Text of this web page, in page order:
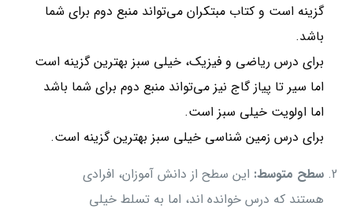
گزینه است و کتاب مبتکران می‌تواند منبع دوم برای شما
باشد.
برای درس ریاضی و فیزیک، خیلی سبز بهترین گزینه است
اما سیر تا پیاز گاج نیز می‌تواند منبع دوم برای شما باشد
اما اولویت خیلی سبز است.
برای درس زمین شناسی خیلی سبز بهترین گزینه است.
سطح متوسط: این سطح از دانش آموزان، افرادی
هستند که درس خوانده اند، اما به تسلط خیلی